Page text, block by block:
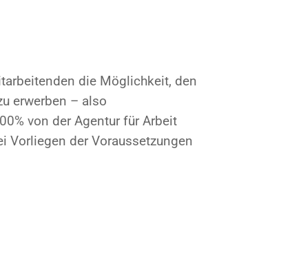
die Möglichkeit, den
erwerben – also
von der Agentur für Arbeit
Vorliegen der Voraussetzungen